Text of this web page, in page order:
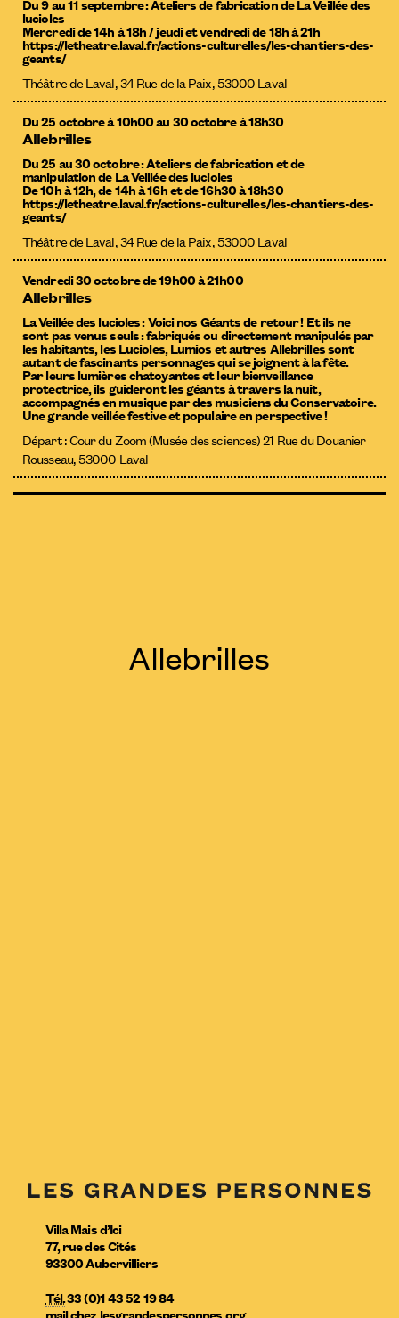
Du 9 au 11 septembre : Ateliers de fabrication de La Veillée des
lucioles
Mercredi de 14h à 18h / jeudi et vendredi de 18h à 21h
https://letheatre.laval.fr/actions-culturelles/les-chantiers-des-
geants/
Théâtre de Laval, 34 Rue de la Paix, 53000 Laval
Du 25 octobre à 10h00 au 30 octobre à 18h30
Allebrilles
Du 25 au 30 octobre : Ateliers de fabrication et de
manipulation de La Veillée des lucioles
De 10h à 12h, de 14h à 16h et de 16h30 à 18h30
https://letheatre.laval.fr/actions-culturelles/les-chantiers-des-
geants/
Théâtre de Laval, 34 Rue de la Paix, 53000 Laval
Vendredi 30 octobre de 19h00 à 21h00
Allebrilles
La Veillée des lucioles : Voici nos Géants de retour ! Et ils ne
sont pas venus seuls : fabriqués ou directement manipulés par
les habitants, les Lucioles, Lumios et autres Allebrilles sont
autant de fascinants personnages qui se joignent à la fête.
Par leurs lumières chatoyantes et leur bienveillance
protectrice, ils guideront les géants à travers la nuit,
accompagnés en musique par des musiciens du Conservatoire.
Une grande veillée festive et populaire en perspective !
Départ : Cour du Zoom (Musée des sciences) 21 Rue du Douanier
Rousseau, 53000 Laval
Allebrilles
Villa Mais d’Ici
77, rue des Cités
93300Aubervilliers
Tél.33 (0)1 43 52 19 84
mailchez lesgrandespersonnes.org